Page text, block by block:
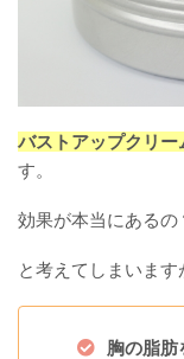
バストアップクリ
す。
効果が本当にあるの
と考えてしまいます
胸の脂肪